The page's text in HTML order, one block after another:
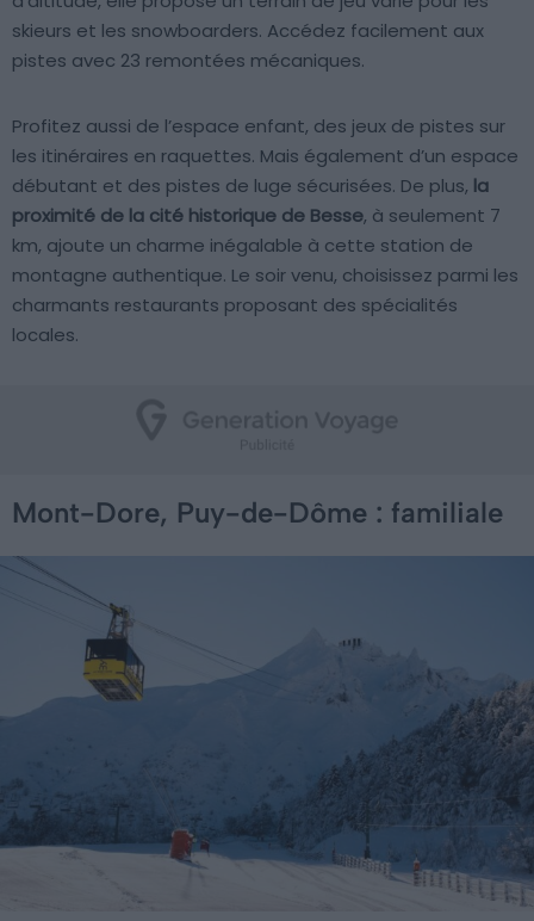
skieurs et les snowboarders. Accédez facilement aux
pistes avec 23 remontées mécaniques.
Profitez aussi de l’espace enfant, des jeux de pistes sur
les itinéraires en raquettes. Mais également d’un espace
débutant et des pistes de luge sécurisées. De plus, la
proximité de la cité historique de Besse, à seulement 7
km, ajoute un charme inégalable à cette station de
montagne authentique. Le soir venu, choisissez parmi les
charmants restaurants proposant des spécialités
locales.
Mont-Dore, Puy-de-Dôme : familiale